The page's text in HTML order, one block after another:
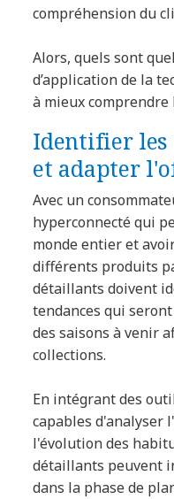
compréhension du
Alors, quels sont
d’application de la
à mieux comprendre
Identifier les
et adapter
Avec un
hyperconnecté qui
monde entier et
différents produits
détaillants doivent
tendances qui
des saisons à venir
collections.
En intégrant des
capables d'analyser
l'évolution des
détaillants peuvent
dans la phase de